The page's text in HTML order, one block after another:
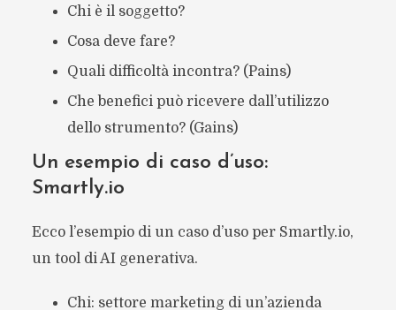
Chi è il soggetto?
Cosa deve fare?
Quali difficoltà incontra? (Pains)
Che benefici può ricevere dall’utilizzo
dello strumento? (Gains)
Un esempio di caso d’uso:
Smartly.io
Ecco l’esempio di un caso d’uso per Smartly.io,
un tool di AI generativa.
Chi: settore marketing di un’azienda